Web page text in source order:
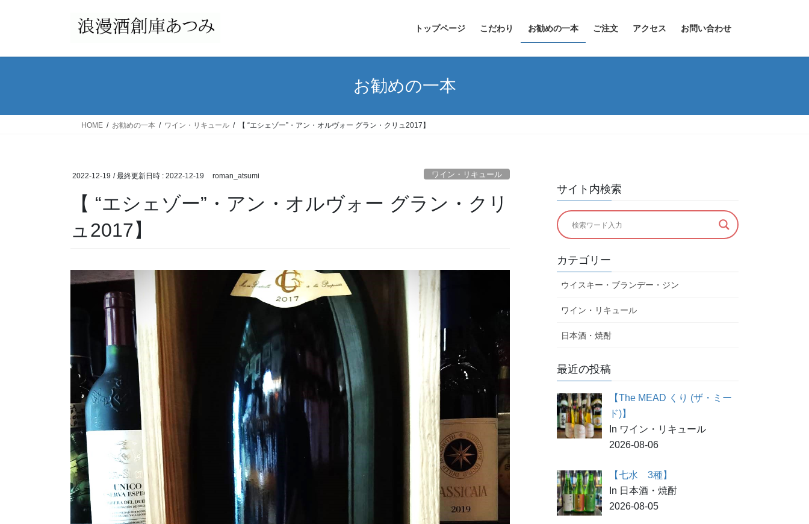
トップページ こだわり お勧めの一本 ご注文 アクセス お問い合わせ
お勧めの一本
HOME お勧めの一本 ワイン・リキュール 【 “エシェゾー”・アン・オルヴォー グラン・クリュ2017】
2022-12-19 / 最終更新日時 : 2022-12-19 roman_atsumi ワイン・リキュール
【 “エシェゾー”・アン・オルヴォー グラン・クリ
ュ2017】
サイト内検索
カテゴリー
ウイスキー・ブランデー・ジン
ワイン・リキュール
日本酒・焼酎
最近の投稿
【The MEAD くり (ザ・ミー
ド)】
In ワイン・リキュール
2026-08-06
【七水 3種】
In 日本酒・焼酎
2026-08-05